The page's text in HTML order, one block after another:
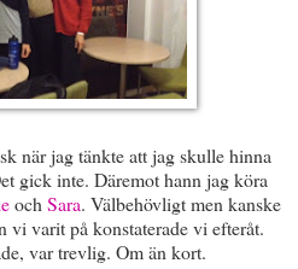
när jag tänkte att jag skulle hinna
gick inte. Däremot hann jag köra
och Sara. Välbehövligt men kanske
vi varit på konstaterade vi efteråt.
var trevlig. Om än kort.